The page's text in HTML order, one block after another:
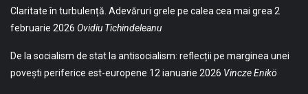
Claritate în turbulență. Adevăruri grele pe calea cea mai grea 2
februarie 2026 Ovidiu Tichindeleanu
De la socialism de stat la antisocialism: reflecții pe marginea unei
povești periferice est-europene 12 ianuarie 2026 Vincze Enikö